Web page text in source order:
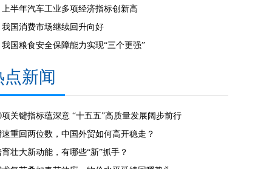
上半年汽车工业多项经济指标创新高
我国消费市场继续回升向好
我国粮食安全保障能力实现“三个更强”
点新闻
项关键指标蕴深意 “十五五”高质量发展阔步前行
速重回两位数，中国外贸如何高开稳走？
育壮大新动能，有哪些“新”抓手？